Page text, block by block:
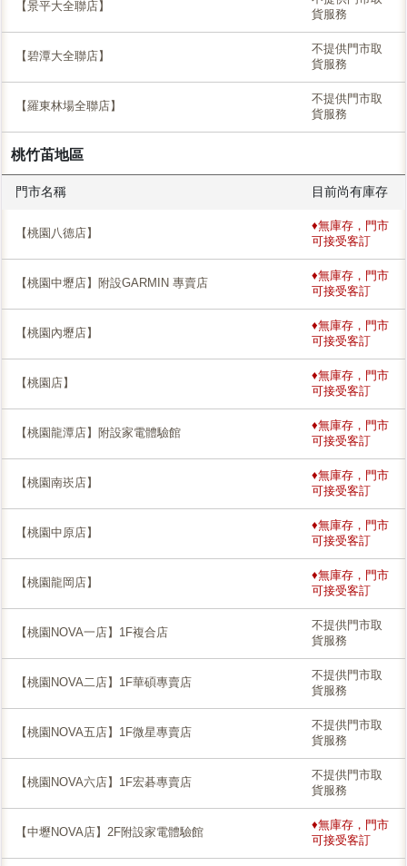
【景平大全聯店】
貨服務
【碧潭大全聯店】
不提供門市取
貨服務
【羅東林場全聯店】
不提供門市取
貨服務
桃竹苖地區
門市名稱 目前尚有庫存
【桃園八德店】
♦無庫存，門市
可接受客訂
【桃園中壢店】附設GARMIN 專賣店
♦無庫存，門市
可接受客訂
【桃園內壢店】
♦無庫存，門市
可接受客訂
【桃園店】
♦無庫存，門市
可接受客訂
【桃園龍潭店】附設家電體驗館
♦無庫存，門市
可接受客訂
【桃園南崁店】
♦無庫存，門市
可接受客訂
【桃園中原店】
♦無庫存，門市
可接受客訂
【桃園龍岡店】
♦無庫存，門市
可接受客訂
【桃園NOVA一店】1F複合店
不提供門市取
貨服務
【桃園NOVA二店】1F華碩專賣店
不提供門市取
貨服務
【桃園NOVA五店】1F微星專賣店
不提供門市取
貨服務
【桃園NOVA六店】1F宏碁專賣店
不提供門市取
貨服務
【中壢NOVA店】2F附設家電體驗館
♦無庫存，門市
可接受客訂